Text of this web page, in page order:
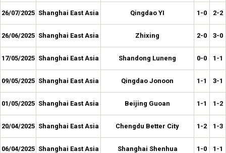
26/07/2025 Shanghai East Asia Qingdao YI 1-0 2-2
26/06/2025 Shanghai East Asia Zhixing 2-0 3-0
17/05/2025 Shanghai East Asia Shandong Luneng 0-0 1-1
09/05/2025 Shanghai East Asia Qingdao Jonoon 1-1 3-1
01/05/2025 Shanghai East Asia Beijing Guoan 1-1 1-2
20/04/2025 Shanghai East Asia Chengdu Better City 1-2 1-3
06/04/2025 Shanghai East Asia Shanghai Shenhua 1-0 1-1